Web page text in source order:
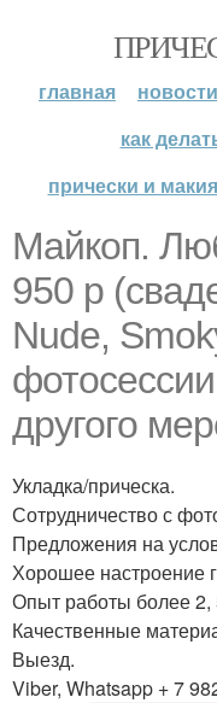
главная новости
как
прически и
Майкоп.
950 р
Nude,
другого
Укладка/прическа.
Сотрудничество с
Предложения на
Хорошее настроение
Опыт работы более 2,
Качественные
Выезд.
Viber, Whatsapp + 7